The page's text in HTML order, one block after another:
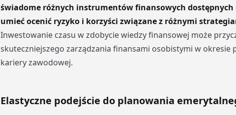
świadome różnych instrumentów finansowych
umieć ocenić ryzyko i korzyści związane z różnymi
Inwestowanie czasu w zdobycie wiedzy finansowej może
skuteczniejszego zarządzania finansami osobistymi w okresie
kariery zawodowej.
Elastyczne podejście do planowania